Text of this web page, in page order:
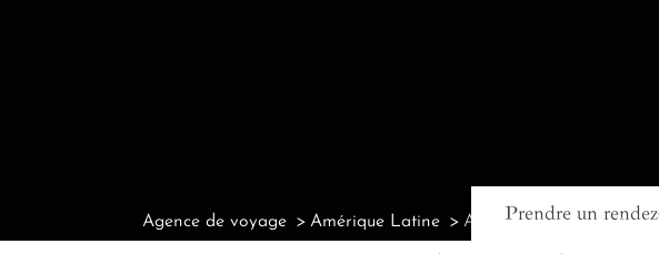
Prendre un
Agence de voyage Amérique Latine Agence de voyage